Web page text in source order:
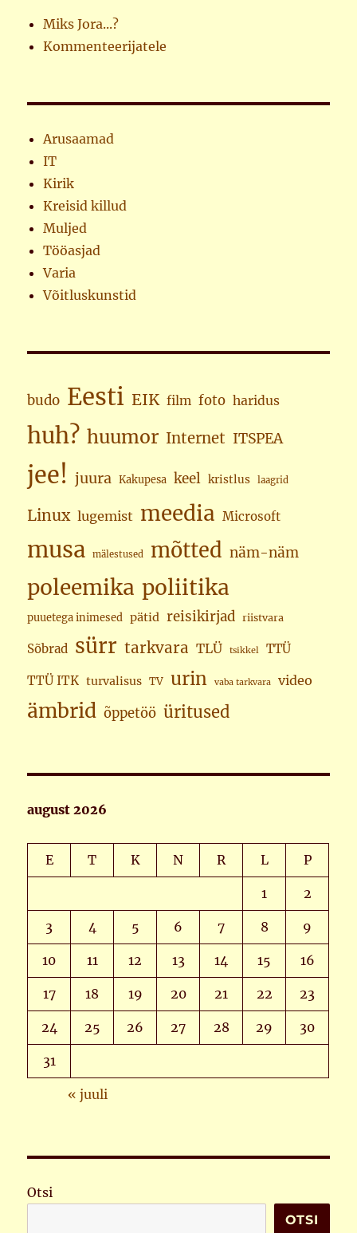
Miks Jora...?
Kommenteerijatele
Arusaamad
IT
Kirik
Kreisid killud
Muljed
Tööasjad
Varia
Võitluskunstid
budo Eesti EIK film foto haridus
huh? huumor Internet ITSPEA
jee! juura Kakupesa keel kristlus laagrid
Linux lugemist meedia Microsoft
musa mälestused mõtted näm-näm
poleemika poliitika
puuetega inimesed pätid reisikirjad riistvara
Sõbrad sürr tarkvara TLÜ tsikkel TTÜ
TTÜ ITK turvalisus TV urin vaba tarkvara video
ämbrid õppetöö üritused
august 2026
E T K N R L P
1 2
3 4 5 6 7 8 9
10 11 12 13 14 15 16
17 18 19 20 21 22 23
24 25 26 27 28 29 30
31
« juuli
Otsi
OTSI